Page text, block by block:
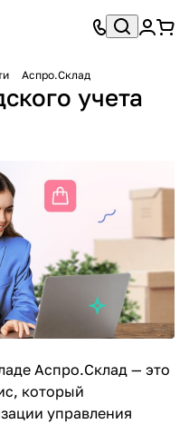
Аспро.Склад
учета
Аспро.Склад — это
который
управления